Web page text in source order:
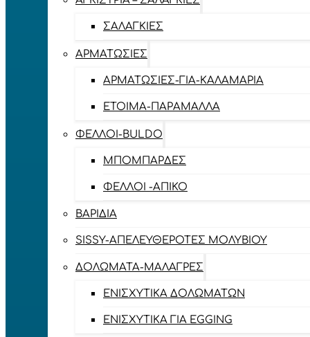
ΣΑΛΑΓΚΙΈΣ
ΑΡΜΑΤΩΣΙΈΣ
ΑΡΜΑΤΩΣΙΈΣ-ΓΙΑ-ΚΑΛΑΜΆΡΙΑ
ΈΤΟΙΜΑ-ΠΑΡΆΜΑΛΛΑ
ΦΕΛΛΟΊ-BULDO
ΜΠΟΜΠΆΡΔΕΣ
ΦΕΛΛΟΊ -ΑΠΊΚΟ
ΒΑΡΊΔΙΑ
SISSY-ΑΠΕΛΕΥΘΕΡΟΤΈΣ ΜΟΛΥΒΙΟΎ
ΔΟΛΏΜΑΤΑ-ΜΑΛΆΓΡΕΣ
ΕΝΙΣΧΥΤΙΚΆ ΔΟΛΩΜΆΤΩΝ
ΕΝΙΣΧΥΤΙΚΆ ΓΙΑ EGGING